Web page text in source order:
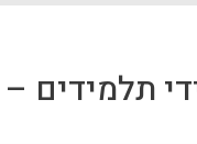
תלמידים